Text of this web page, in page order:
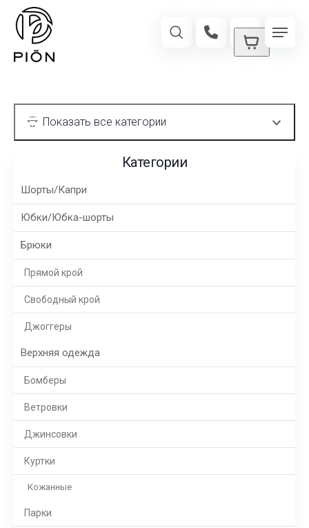
Категории
Шорты/Капри
Юбки/Юбка-шорты
Брюки
Прямой крой
Свободный крой
Джоггеры
Верхняя одежда
Бомберы
Ветровки
Джинсовки
Куртки
Кожанные
Парки